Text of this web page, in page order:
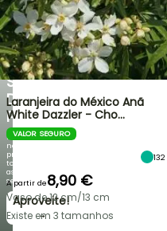
30%
DE
DESCONTO
NUMA
SELEÇÃO
DE
PLANTAS!
Descubra
novas
promoções
todas
as
semanas
Aproveite!
→
Laranjeira do México Anã
White Dazzler - Cho…
VALOR SEGURO
132
A partir de8,90 €
Vaso de 12 cm/13 cm
Existe em 3 tamanhos